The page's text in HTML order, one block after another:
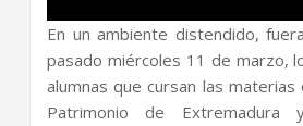
En un ambiente distendido,
pasado miércoles 11 de marzo,
alumnas que cursan las
Patrimonio de Extremadura